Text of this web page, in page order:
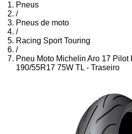
Pneus
/
Pneus de moto
/
Racing Sport Touring
/
Pneu Moto Michelin Aro 17 Pilot
190/55R17 75W TL - Traseiro